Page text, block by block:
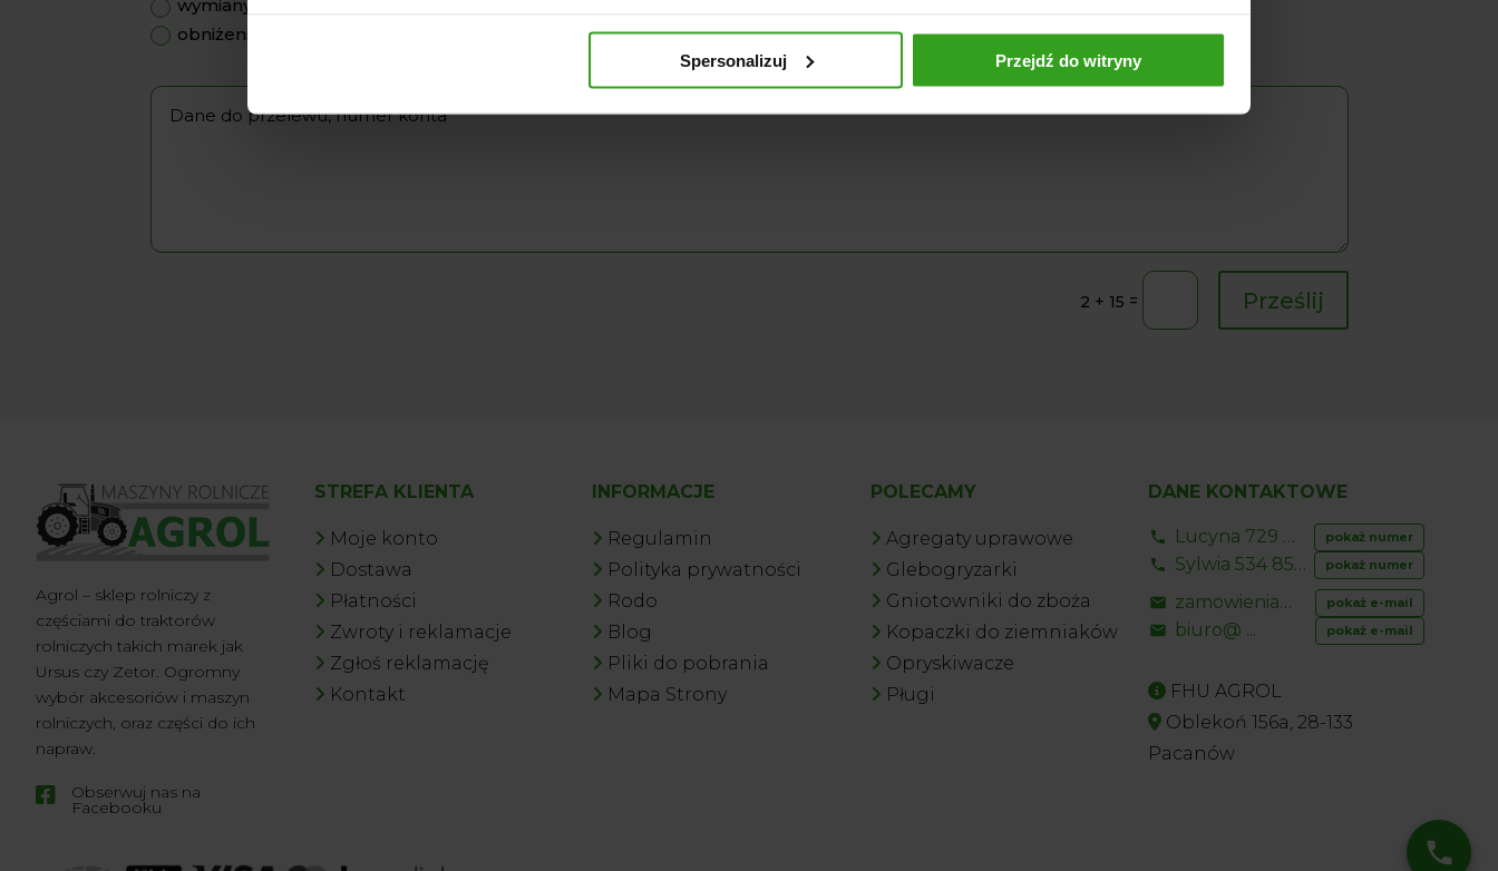
Spersonalizuj Przejdź do witryny
wymiany
obniżenia ceny
2 + 15 = Prześlij
Agrol – sklep rolniczy z
częściami do traktorów
rolniczych takich marek jak
Ursus czy Zetor. Ogromny
wybór akcesoriów i maszyn
rolniczych, oraz części do ich
napraw.
 Obserwuj nas na
Facebooku
STREFA KLIENTA
Moje konto
Dostawa
Płatności
Zwroty i reklamacje
Zgłoś reklamację
Kontakt
INFORMACJE
Regulamin
Polityka prywatności
Rodo
Blog
Pliki do pobrania
Mapa Strony
POLECAMY
Agregaty uprawowe
Glebogryzarki
Gniotowniki do zboża
Kopaczki do ziemniaków
Opryskiwacze
Pługi
DANE KONTAKTOWE
Lucyna 729 856 ... pokaż numer
Sylwia 534 853 ... pokaż numer
zamowienia@ ... pokaż e-mail
biuro@ ... pokaż e-mail
FHU AGROL
Oblekoń 156a, 28-133
Pacanów